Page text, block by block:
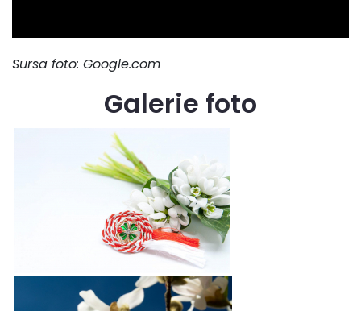
Sursa foto: Google.com
Galerie foto